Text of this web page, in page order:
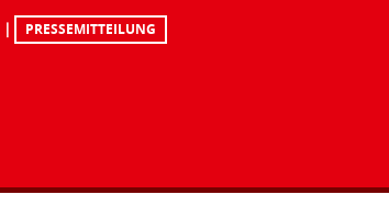
PRESSEMITTEILUNG